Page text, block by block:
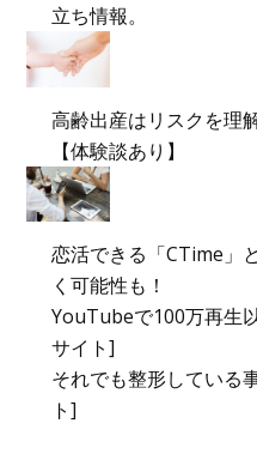
立ち情報。
高齢出産はリスクを理
【体験談あり】
恋活できる「CTime」
く可能性も！
YouTubeで100万再生
サイト]
それでも整形している
ト]